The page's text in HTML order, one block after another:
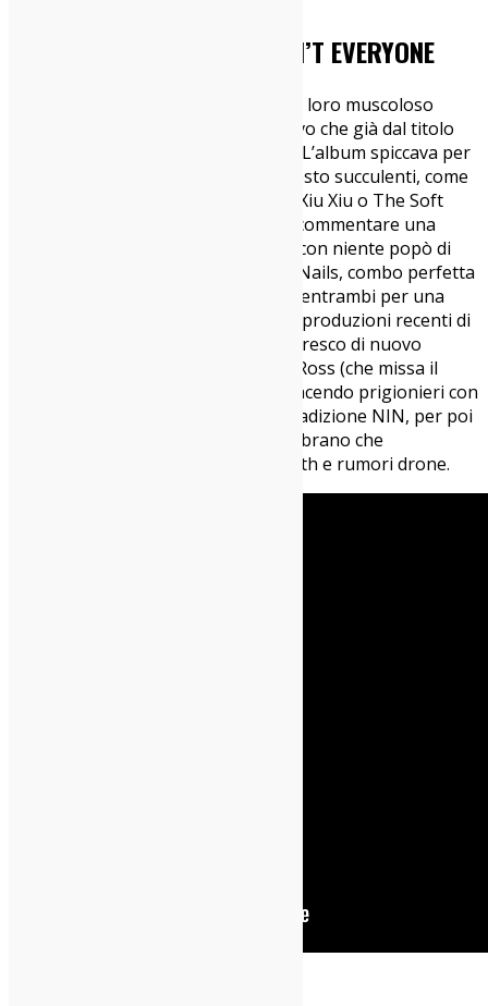
Nine Inch Nails, HEALT – ISN’T EVERYONE
Gli HEALTH nel 2020 pubblicavano il loro muscoloso
“DISCO4::PART I”, album collaborativo che già dal titolo
lasciava presagire sviluppi ulteriori. L’album spiccava per
duetti improbabili e proprio per questo succulenti, come
quelli assieme a Soccer Mommy, gli Xiu Xiu o The Soft
Moon. Un anno dopo ci troviamo a commentare una
nuova collaborazione, questa volta con niente popò di
meno che i padri putativi Nine Inch Nails, combo perfetta
che si inserisce bene nei percorsi di entrambi per una
commistione di suoni in linea con le produzioni recenti di
ambo i progetti. La voce di Reznor, fresco di nuovo
premio Oscar in combo con Atticus Ross (che missa il
tutto), irrompe nella canzone non facendo prigionieri con
un ritornello molto in linea con la tradizione NIN, per poi
scemare nel finale insieme a tutto il brano che
lentamente si dissolve tra giri di synth e rumori drone.